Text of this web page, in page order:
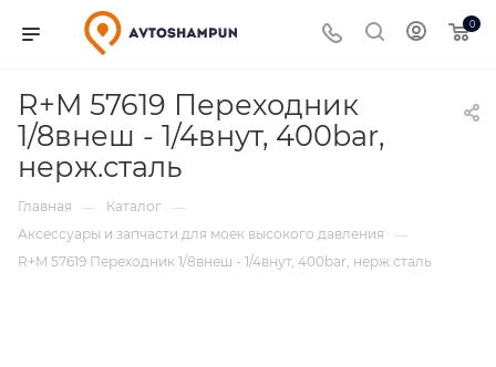
0
R+M 57619 Переходник
1/8внеш - 1/4внут, 400bar,
нерж.сталь
Главная — Каталог —
Аксессуары и запчасти для моек высокого давления
—
R+M 57619 Переходник 1/8внеш - 1/4внут, 400bar, нерж.сталь